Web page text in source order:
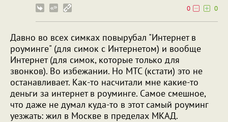
0
0
Давно во всех симках повырубал "Интернет в
роуминге" (для симок с Интернетом) и вообще
Интернет (для симок, которые только для
звонков). Во избежании. Но МТС (кстати) это не
останавливает. Как-то насчитали мне какие-то
деньги за интернет в роуминге. Самое смешное,
что даже не думал куда-то в этот самый роуминг
уезжать: жил в Москве в пределах МКАД.